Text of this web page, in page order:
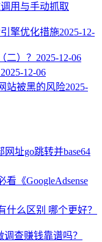
用与手动抓取
引擎优化措施2025-12-
二）？ 2025-12-06
2025-12-06
站被黑的风险2025-
址go跳转并base64
《GoogleAdsense
什么区别 哪个更好？
查赚钱靠谱吗？